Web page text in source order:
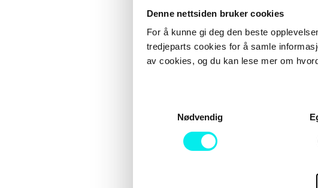
Denne nettsiden bruker cookies
For å kunne gi deg den beste
tredjeparts cookies for å samle
av cookies, og du kan lese mer om
Nødvendig
– Jeg er spent på å gå inn i en
Lear. Jeg tror at min erfaring
markedsføring gjør at denne
Lear har en grad i
Diplomas) i markedsføring og
For mer informasjon,